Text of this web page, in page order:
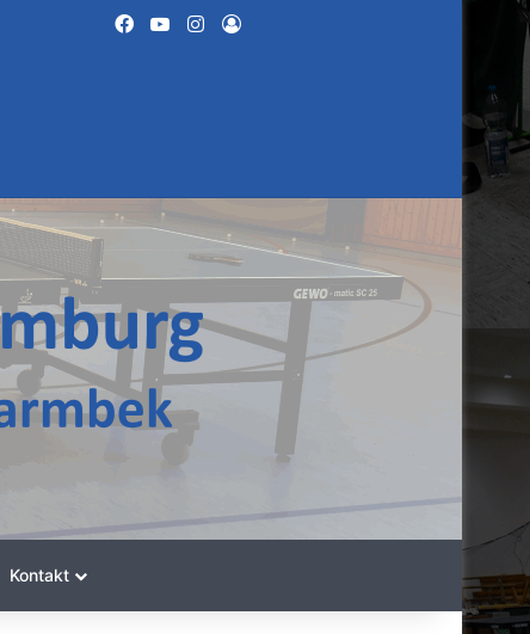
Facebook
YouTubeInstagramAnmelden
Kontakt